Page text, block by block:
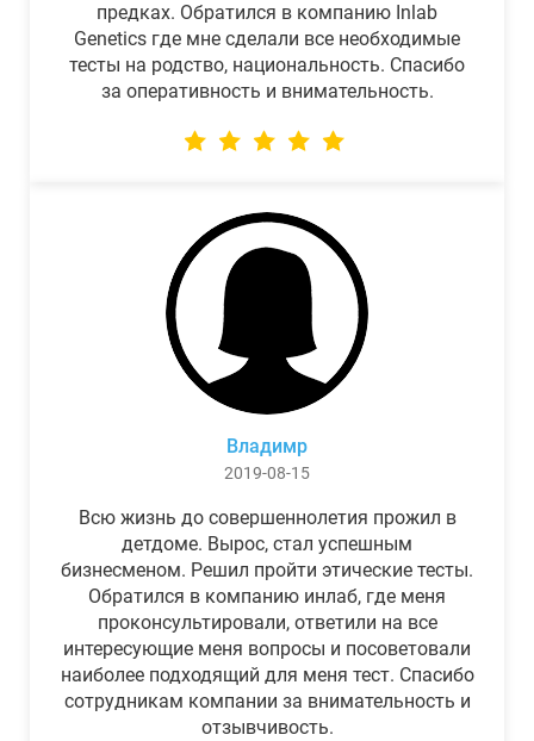
предках. Обратился в компанию Inlab
Genetics где мне сделали все необходимые
тесты на родство, национальность. Спасибо
за оперативность и внимательность.
Владимр
2019-08-15
Всю жизнь до совершеннолетия прожил в
детдоме. Вырос, стал успешным
бизнесменом. Решил пройти этические тесты.
Обратился в компанию инлаб, где меня
проконсультировали, ответили на все
интересующие меня вопросы и посоветовали
наиболее подходящий для меня тест. Спасибо
сотрудникам компании за внимательность и
отзывчивость.